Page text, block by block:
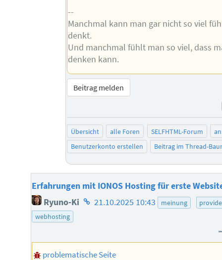
--
Manchmal kann man gar nicht so viel
denkt.
Und manchmal fühlt man so viel, dass
denken kann.
Beitrag melden
Übersicht alle Foren SELFHTML-Forum
Benutzerkonto erstellen
Beitrag im Thread-
Erfahrungen mit IONOS Hosting für erste
Ryuno-Ki Homepage
21.10.2025 10:43 meinung
webhosting
problematische Seite